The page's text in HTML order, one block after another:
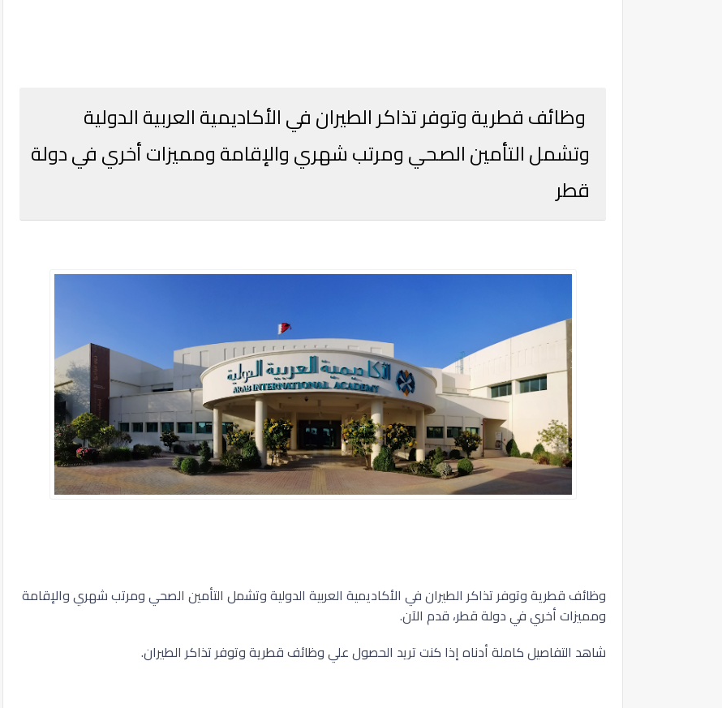
وظائف قطرية وتوفر تذاكر الطيران في الأكاديمية العربية الدولية
وتشمل التأمين الصحي ومرتب شهري والإقامة ومميزات أخري في دولة
قطر
وظائف قطرية وتوفر تذاكر الطيران في الأكاديمية العربية الدولية وتشمل التأمين الصحي ومرتب شهري والإقامة
ومميزات أخري في دولة قطر، قدم الآن.
شاهد التفاصيل كاملة أدناه إذا كنت تريد الحصول علي وظائف قطرية وتوفر تذاكر الطيران.